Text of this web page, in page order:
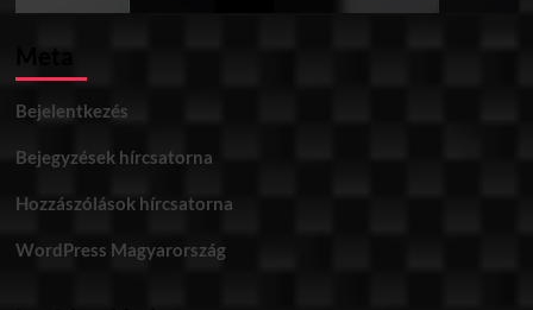
Meta
Bejelentkezés
Bejegyzések hírcsatorna
Hozzászólások hírcsatorna
WordPress Magyarország